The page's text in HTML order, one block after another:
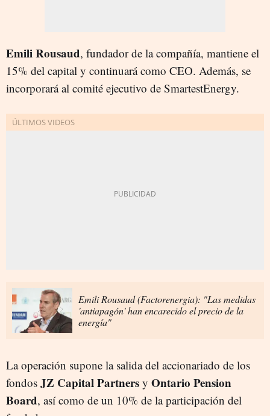
Emili Rousaud, fundador de la compañía, mantiene el
15% del capital y continuará como CEO. Además, se
incorporará al comité ejecutivo de SmartestEnergy.
Emili Rousaud (Factorenergia): "Las medidas
'antiapagón' han encarecido el precio de la
energía"
La operación supone la salida del accionariado de los
fondos JZ Capital Partners y Ontario Pension
Board, así como de un 10% de la participación del